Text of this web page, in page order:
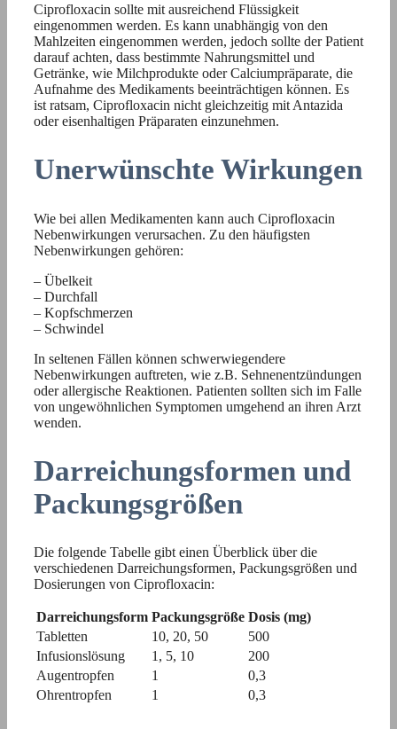
Ciprofloxacin sollte mit ausreichend Flüssigkeit
eingenommen werden. Es kann unabhängig von den
Mahlzeiten eingenommen werden, jedoch sollte der Patient
darauf achten, dass bestimmte Nahrungsmittel und
Getränke, wie Milchprodukte oder Calciumpräparate, die
Aufnahme des Medikaments beeinträchtigen können. Es
ist ratsam, Ciprofloxacin nicht gleichzeitig mit Antazida
oder eisenhaltigen Präparaten einzunehmen.
Unerwünschte Wirkungen
Wie bei allen Medikamenten kann auch Ciprofloxacin
Nebenwirkungen verursachen. Zu den häufigsten
Nebenwirkungen gehören:
– Übelkeit
– Durchfall
– Kopfschmerzen
– Schwindel
In seltenen Fällen können schwerwiegendere
Nebenwirkungen auftreten, wie z.B. Sehnenentzündungen
oder allergische Reaktionen. Patienten sollten sich im Falle
von ungewöhnlichen Symptomen umgehend an ihren Arzt
wenden.
Darreichungsformen und
Packungsgrößen
Die folgende Tabelle gibt einen Überblick über die
verschiedenen Darreichungsformen, Packungsgrößen und
Dosierungen von Ciprofloxacin:
Darreichungsform Packungsgröße Dosis (mg)
Tabletten
10, 20, 50
500
Infusionslösung
1, 5, 10
200
Augentropfen
1
0,3
Ohrentropfen
1 0,3